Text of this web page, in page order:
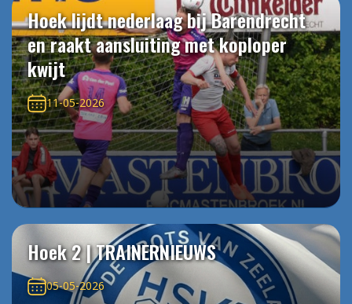
Hoek lijdt nederlaag bij Barendrecht
en raakt aansluiting met koploper
kwijt
11-05-2026
Hoek 2 | TRAINERNIEUWS
05-05-2026